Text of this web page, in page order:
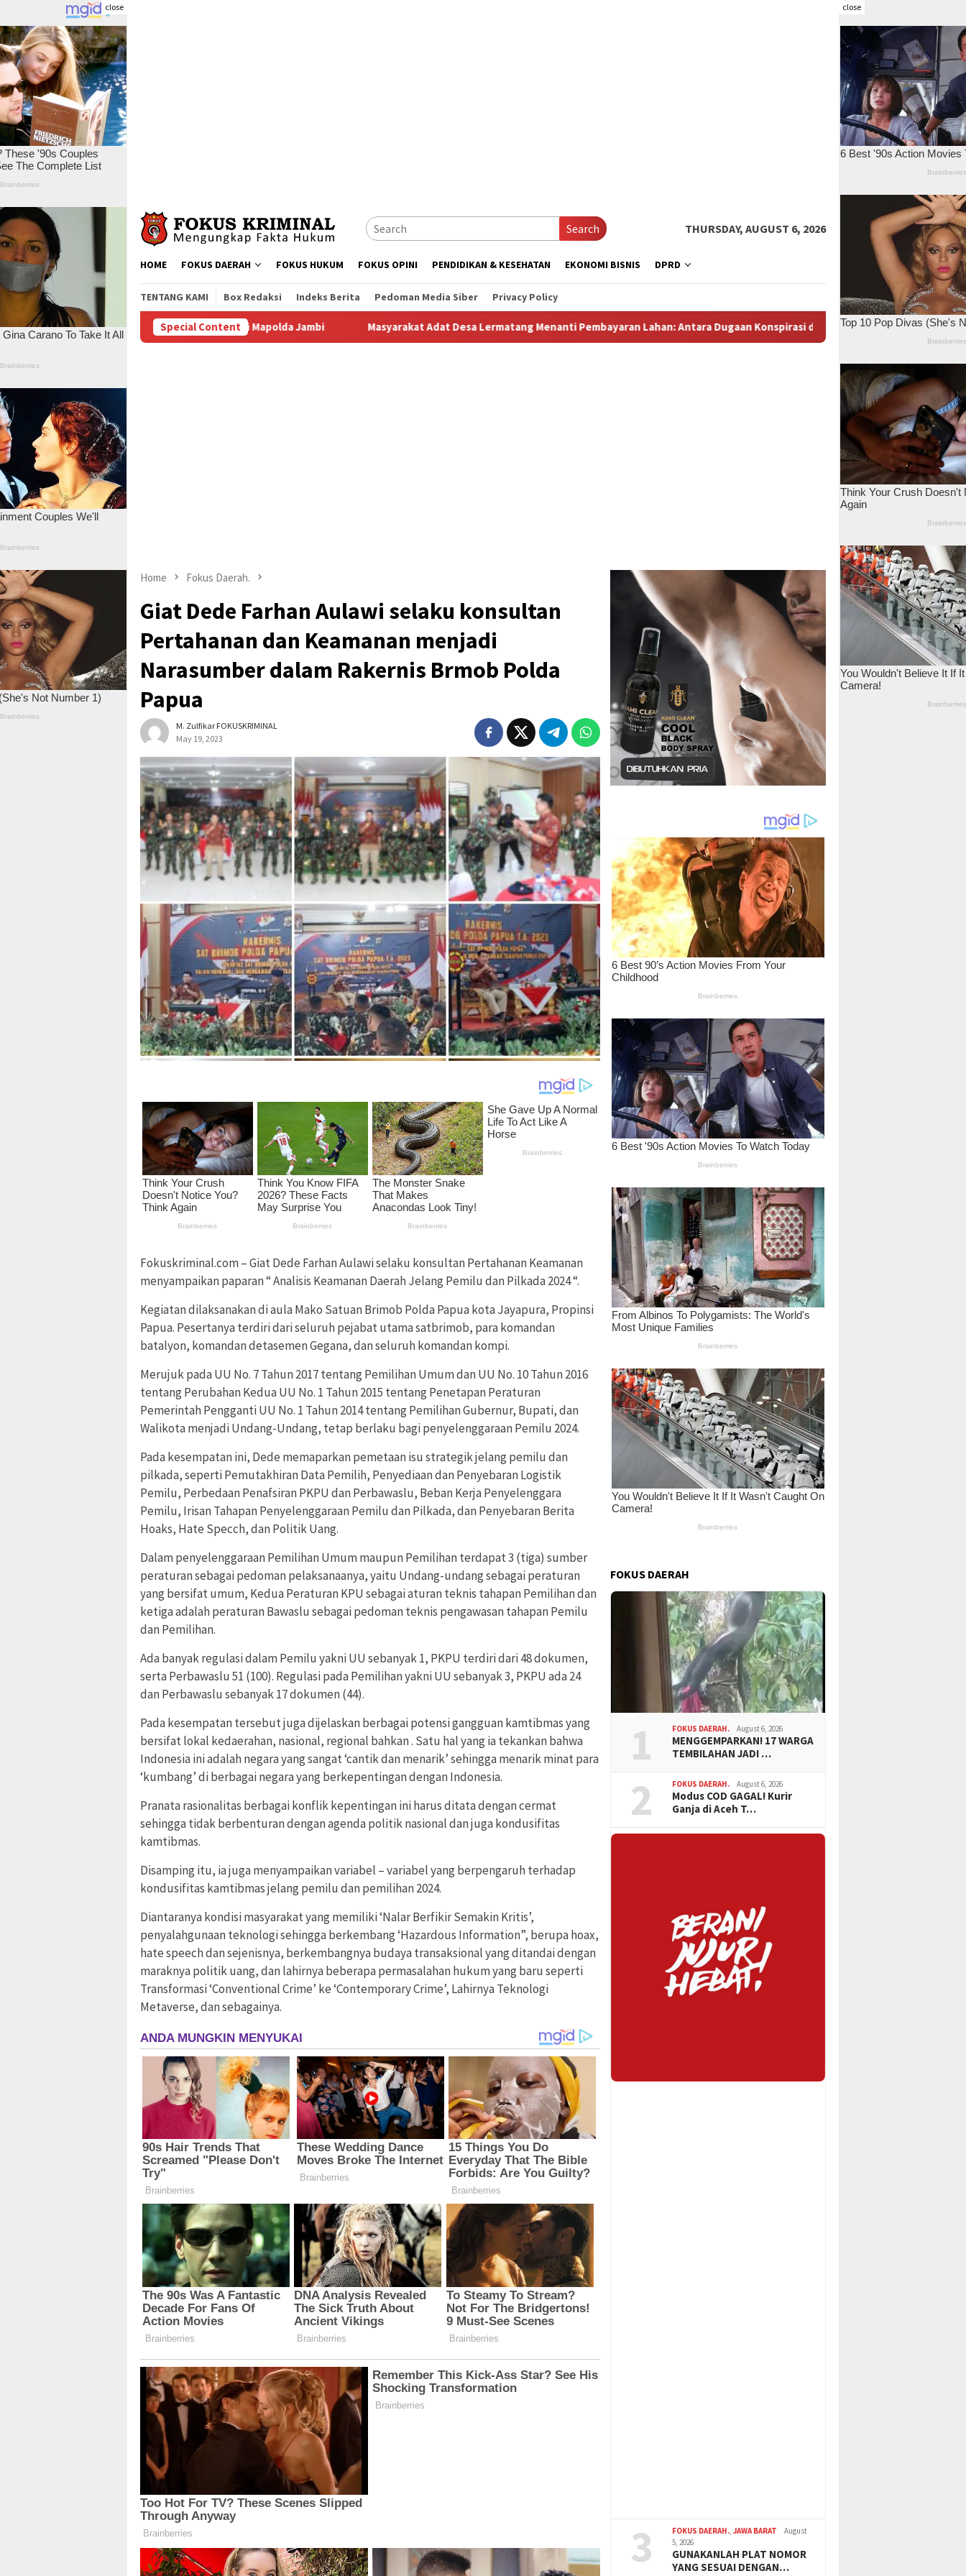
close close
Search THURSDAY, AUGUST 6, 2026
HOME FOKUS DAERAH FOKUS HUKUM FOKUS OPINI PENDIDIKAN & KESEHATAN EKONOMI BISNIS DPRD
TENTANG KAMI Box Redaksi Indeks Berita Pedoman Media Siber Privacy Policy
Special Content
Laporan di Mapolda Jambi Masyarakat Adat Desa Lermatang Menanti Pembayaran Lahan: Antara Dugaan Konspirasi dan Bayang-Bayang “Makelar Berkelas” di Tengah Proyek Blok
Home Fokus Daerah.
Giat Dede Farhan Aulawi selaku konsultan
Pertahanan dan Keamanan menjadi
Narasumber dalam Rakernis Brmob Polda
Papua
M. Zulfikar FOKUSKRIMINAL
May 19, 2023
Fokuskriminal.com – Giat Dede Farhan Aulawi selaku konsultan Pertahanan Keamanan
menyampaikan paparan “ Analisis Keamanan Daerah Jelang Pemilu dan Pilkada 2024 “.
Kegiatan dilaksanakan di aula Mako Satuan Brimob Polda Papua kota Jayapura, Propinsi
Papua. Pesertanya terdiri dari seluruh pejabat utama satbrimob, para komandan
batalyon, komandan detasemen Gegana, dan seluruh komandan kompi.
Merujuk pada UU No. 7 Tahun 2017 tentang Pemilihan Umum dan UU No. 10 Tahun 2016
tentang Perubahan Kedua UU No. 1 Tahun 2015 tentang Penetapan Peraturan
Pemerintah Pengganti UU No. 1 Tahun 2014 tentang Pemilihan Gubernur, Bupati, dan
Walikota menjadi Undang-Undang, tetap berlaku bagi penyelenggaraan Pemilu 2024.
Pada kesempatan ini, Dede memaparkan pemetaan isu strategik jelang pemilu dan
pilkada, seperti Pemutakhiran Data Pemilih, Penyediaan dan Penyebaran Logistik
Pemilu, Perbedaan Penafsiran PKPU dan Perbawaslu, Beban Kerja Penyelenggara
Pemilu, Irisan Tahapan Penyelenggaraan Pemilu dan Pilkada, dan Penyebaran Berita
Hoaks, Hate Specch, dan Politik Uang.
Dalam penyelenggaraan Pemilihan Umum maupun Pemilihan terdapat 3 (tiga) sumber
peraturan sebagai pedoman pelaksanaanya, yaitu Undang-undang sebagai peraturan
yang bersifat umum, Kedua Peraturan KPU sebagai aturan teknis tahapan Pemilihan dan
ketiga adalah peraturan Bawaslu sebagai pedoman teknis pengawasan tahapan Pemilu
dan Pemilihan.
Ada banyak regulasi dalam Pemilu yakni UU sebanyak 1, PKPU terdiri dari 48 dokumen,
serta Perbawaslu 51 (100). Regulasi pada Pemilihan yakni UU sebanyak 3, PKPU ada 24
dan Perbawaslu sebanyak 17 dokumen (44).
Pada kesempatan tersebut juga dijelaskan berbagai potensi gangguan kamtibmas yang
bersifat lokal kedaerahan, nasional, regional bahkan . Satu hal yang ia tekankan bahwa
Indonesia ini adalah negara yang sangat ‘cantik dan menarik’ sehingga menarik minat para
‘kumbang’ di berbagai negara yang berkepentingan dengan Indonesia.
Pranata rasionalitas berbagai konflik kepentingan ini harus ditata dengan cermat
sehingga tidak berbenturan dengan agenda politik nasional dan juga kondusifitas
kamtibmas.
Disamping itu, ia juga menyampaikan variabel – variabel yang berpengaruh terhadap
kondusifitas kamtibmas jelang pemilu dan pemilihan 2024.
Diantaranya kondisi masyarakat yang memiliki ‘Nalar Berfikir Semakin Kritis’,
penyalahgunaan teknologi sehingga berkembang ‘Hazardous Information”, berupa hoax,
hate speech dan sejenisnya, berkembangnya budaya transaksional yang ditandai dengan
maraknya politik uang, dan lahirnya beberapa permasalahan hukum yang baru seperti
Transformasi ‘Conventional Crime’ ke ‘Contemporary Crime’, Lahirnya Teknologi
Metaverse, dan sebagainya.
FOKUS DAERAH
1 FOKUS DAERAH. August 6, 2026
MENGGEMPARKAN! 17 WARGA
TEMBILAHAN JADI …
2 FOKUS DAERAH. August 6, 2026
Modus COD GAGAL! Kurir
Ganja di Aceh T…
3 FOKUS DAERAH. ,JAWA BARAT
August
5, 2026
GUNAKANLAH PLAT NOMOR
YANG SESUAI DENGAN…